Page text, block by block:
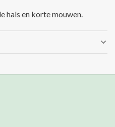
hals en korte mouwen.